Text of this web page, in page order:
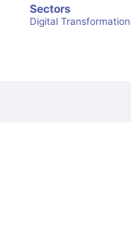
Sectors
Digital Transformation